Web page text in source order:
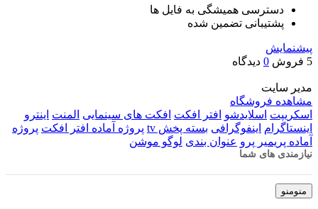
دسترسی همیشگی به فایل ها
پشتیبانی تضمین شده
پیشنمایش
5 فروش
0 دیدگاه
مدیر سایت
مشاهده فروشگاه
اسکریپت اسلایدشو افتر افکت افکت های سینمایی المنت اینترو
اینستاگرام اینفوگرافی بسته پخش tv پروژه آماده افتر افکت پروژه
آماده پریمیر پرو عنوان بندی لوگو موشن
نیازمندی های شما
منومنو